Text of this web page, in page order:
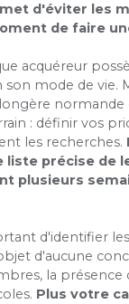
d'éviter les
de faire
acquéreur
mode de vie.
: définir vos
les recherches.
liste précise de
plusieurs
d'identifier
d'aucune
la présence
Plus votre